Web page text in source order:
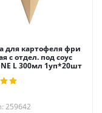
для картофеля фри
с отдел. под соус
L 300мл 1уп*20шт
259642